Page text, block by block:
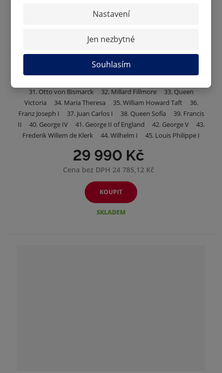
Nastavení
Jen nezbytné
Souhlasím
Victor Emmanuel III 10. Edvard Beneš 11. T. G. Masaryk 12.
İsmet İnönü 16. Dalai Lama 17. Václav Havel 18. Ferdinand
22. King Charles III 23. Leopold I 24. Bill Clinton 25.
Woodrow Wilson 26. Gustav V 27. Ludwig I of Bavaria 28.
31. Otto von Bismarck 32. Millard Fillmore 33. Queen
Victoria 34. Maria Theresa 35. William Howard Taft 36.
Franz Joseph I 37. Juan Carlos I 38. Queen Sofía 39. Francis
II 40. George IV 41. George II of England 42. George V 43.
Frederik Willem de Klerk 44. Wilhelm I 45. Louis Philippe I
29 990 Kč
Cena bez DPH 24 785,12 Kč
KOUPIT
SKLADEM